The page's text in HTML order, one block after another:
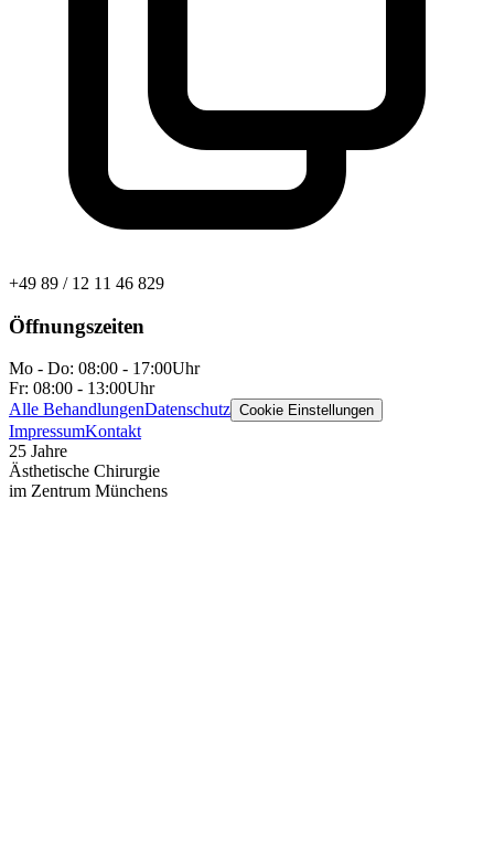
+49 89 / 12 11 46 829
Öffnungszeiten
Mo - Do: 08:00 - 17:00Uhr
Fr: 08:00 - 13:00Uhr
Alle BehandlungenDatenschutz Cookie Einstellungen
ImpressumKontakt
25 Jahre
Ästhetische Chirurgie
im Zentrum Münchens